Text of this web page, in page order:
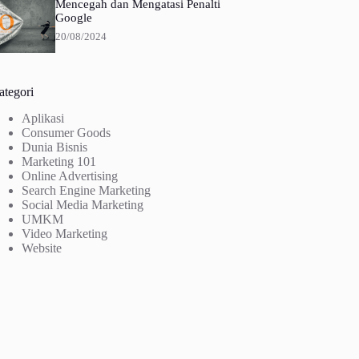
Mencegah dan Mengatasi Penalti
Google
20/08/2024
Aplikasi
Consumer Goods
Dunia Bisnis
Marketing 101
Online Advertising
Search Engine Marketing
Social Media Marketing
UMKM
Video Marketing
Website